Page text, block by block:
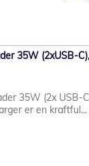
35W (2xUSB-C),
35W (2x USB-
er en kraftful...